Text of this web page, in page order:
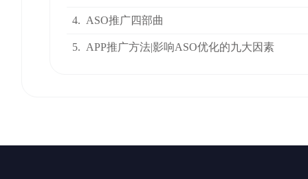
4. ASO推广四部曲
5. APP推广方法|影响ASO优化的九大因素